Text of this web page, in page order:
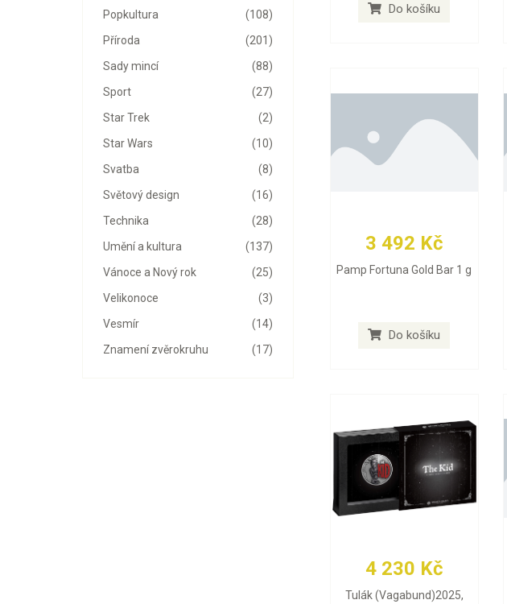
(108)
Popkultura
(201)
Příroda
(88)
Sady mincí
(27)
Sport
(2)
Star Trek
(10)
Star Wars
(8)
Svatba
(16)
Světový design
(28)
Technika
(137)
Umění a kultura
(25)
Vánoce a Nový rok
(3)
Velikonoce
(14)
Vesmír
(17)
Znamení zvěrokruhu
Do košíku
3 492 Kč
Pamp Fortuna Gold Bar 1 g
Do košíku
4 230 Kč
Tulák (Vagabund)2025,